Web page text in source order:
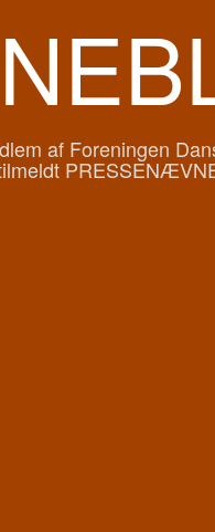
af Foreningen